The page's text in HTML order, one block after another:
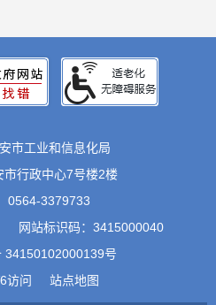
市工业和信息化局
市行政中心7号楼2楼
0564-3379733
网站标识码：3415000040
34150102000139号
访问
站点地图